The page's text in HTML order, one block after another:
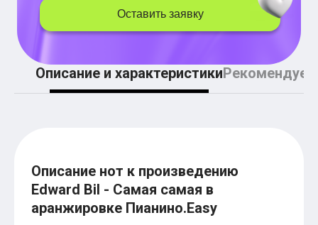
Легкие аккорды (простые песни)
Аккорды со словами (вокал)
Поп
BEARWOLF
Мари Краймбрери
Комната культуры
XOLIDAYBOY
Монеточка
Пицца
Анжелика Варум
Оставить заявку
Описание и характеристикиРекомендуем
Описание нот к произведению
Edward Bil - Самая самая в
аранжировке Пианино.Easy